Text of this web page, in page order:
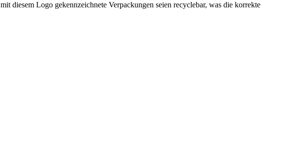
diesem Logo gekennzeichnete Verpackungen seien recyclebar, was die korrekte